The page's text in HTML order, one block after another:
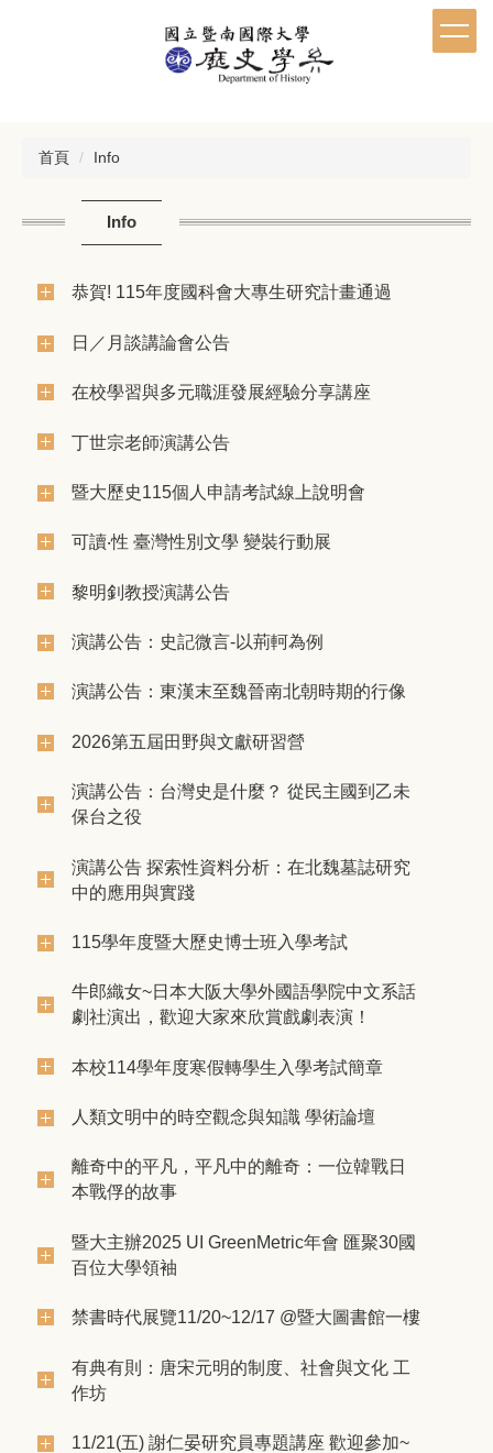
首頁 Info
Info
恭賀! 115年度國科會大專生研究計畫通過
日／月談講論會公告
在校學習與多元職涯發展經驗分享講座
丁世宗老師演講公告
暨大歷史115個人申請考試線上說明會
可讀‧性 臺灣性別文學 變裝行動展
黎明釗教授演講公告
演講公告：史記微言-以荊軻為例
演講公告：東漢末至魏晉南北朝時期的行像
2026第五屆田野與文獻研習營
演講公告：台灣史是什麼？ 從民主國到乙未
保台之役
演講公告 探索性資料分析：在北魏墓誌研究
中的應用與實踐
115學年度暨大歷史博士班入學考試
牛郎織女~日本大阪大學外國語學院中文系話
劇社演出，歡迎大家來欣賞戲劇表演！
本校114學年度寒假轉學生入學考試簡章
人類文明中的時空觀念與知識 學術論壇
離奇中的平凡，平凡中的離奇：一位韓戰日
本戰俘的故事
暨大主辦2025 UI GreenMetric年會 匯聚30國
百位大學領袖
禁書時代展覽11/20~12/17 @暨大圖書館一樓
有典有則：唐宋元明的制度、社會與文化 工
作坊
11/21(五) 謝仁晏研究員專題講座 歡迎參加~